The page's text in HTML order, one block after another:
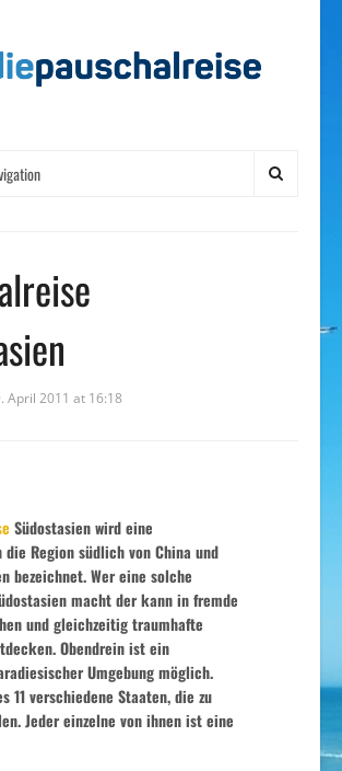
April 2011 at 16:18
Südostasien wird eine
Region südlich von China und
bezeichnet. Wer eine solche
macht der kann in fremde
und gleichzeitig traumhafte
Obendrein ist ein
Umgebung möglich.
11 verschiedene Staaten, die zu
Jeder einzelne von ihnen ist eine